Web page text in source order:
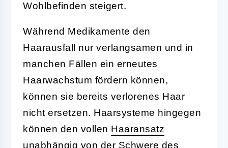
Wohlbefinden steigert.
Während Medikamente den
Haarausfall nur verlangsamen und in
manchen Fällen ein erneutes
Haarwachstum fördern können,
können sie bereits verlorenes Haar
nicht ersetzen. Haarsysteme hingegen
können den vollen Haaransatz
unabhängig von der Schwere des